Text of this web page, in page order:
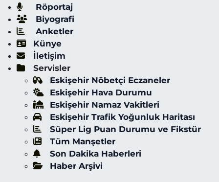
Röportaj
Biyografi
Anketler
Künye
İletişim
Servisler
Eskişehir Nöbetçi Eczaneler
Eskişehir Hava Durumu
Eskişehir Namaz Vakitleri
Eskişehir Trafik Yoğunluk Haritası
Süper Lig Puan Durumu ve Fikstür
Tüm Manşetler
Son Dakika Haberleri
Haber Arşivi